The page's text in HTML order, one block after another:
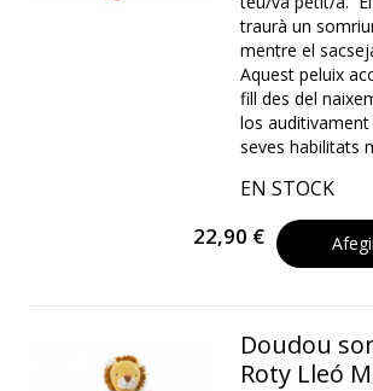
traurà un
mentre el
Aquest peluix
fill des del
los
seves habilitats
EN STOCK
22,90 €
Doudou
Roty Lleó